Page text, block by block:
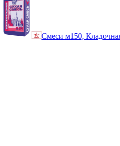
Смеси м150,